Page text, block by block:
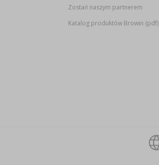
Zostań naszym partnerem
Katalog produktów Browin (pdf)